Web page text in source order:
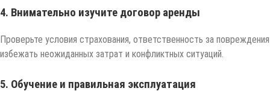
4. Внимательно изучите договор аренды
Проверьте условия страхования, ответственность за
избежать неожиданных затрат и конфликтных ситуаций.
5. Обучение и правильная эксплуатация